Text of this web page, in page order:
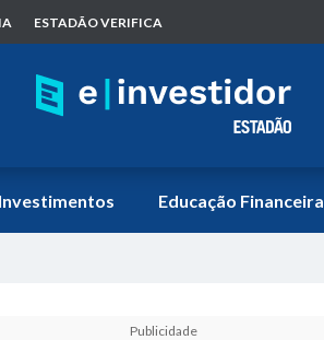
ESTADÃO VERIFICA
Investimentos Educação Financeira
Publicidade